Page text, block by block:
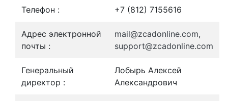
Телефон : +7 (812) 7155616
Адрес электронной
почты :
mail@zcadonline.com,
support@zcadonline.com
Генеральный
директор :
Лобырь Алексей
Александрович